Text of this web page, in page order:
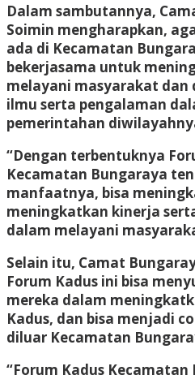
Dalam sambutannya,
Soimin mengharapkan,
ada di Kecamatan
bekerjasama untuk
melayani masyarakat dan
ilmu serta pengalaman
pemerintahan
“Dengan terbentuknya
Kecamatan Bungaraya
manfaatnya, bisa
meningkatkan kinerja
dalam melayani
Selain itu, Camat
Forum Kadus ini bisa
mereka dalam
Kadus, dan bisa menjadi
diluar Kecamatan
“Forum Kadus Kecamatan